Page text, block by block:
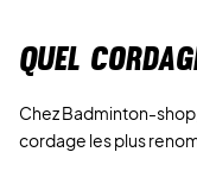
QUEL
Chez Badminton-
cordage les plus